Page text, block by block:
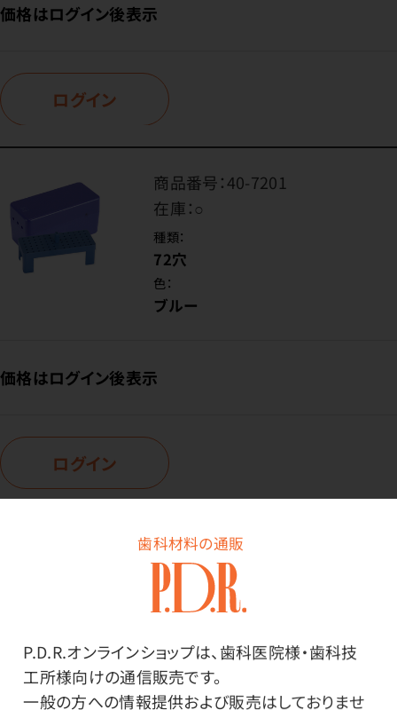
歯科材料の通販
P.D.R.オンラインショップは、歯科医院様・歯科技
工所様向けの通信販売です。
一般の方への情報提供および販売はしておりませ
価格はログイン後表示
ログイン
商品番号：40-7201
在庫：○
種類：
72穴
色：
ブルー
価格はログイン後表示
ログイン
商品番号：40-7202
在庫：○
色：
イエロー